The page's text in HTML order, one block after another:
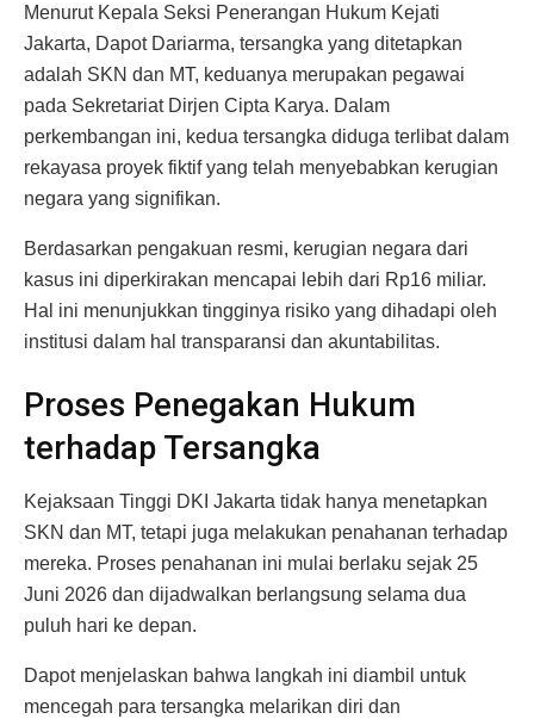
Menurut Kepala Seksi Penerangan Hukum Kejati
Jakarta, Dapot Dariarma, tersangka yang ditetapkan
adalah SKN dan MT, keduanya merupakan pegawai
pada Sekretariat Dirjen Cipta Karya. Dalam
perkembangan ini, kedua tersangka diduga terlibat dalam
rekayasa proyek fiktif yang telah menyebabkan kerugian
negara yang signifikan.
Berdasarkan pengakuan resmi, kerugian negara dari
kasus ini diperkirakan mencapai lebih dari Rp16 miliar.
Hal ini menunjukkan tingginya risiko yang dihadapi oleh
institusi dalam hal transparansi dan akuntabilitas.
Proses Penegakan Hukum
terhadap Tersangka
Kejaksaan Tinggi DKI Jakarta tidak hanya menetapkan
SKN dan MT, tetapi juga melakukan penahanan terhadap
mereka. Proses penahanan ini mulai berlaku sejak 25
Juni 2026 dan dijadwalkan berlangsung selama dua
puluh hari ke depan.
Dapot menjelaskan bahwa langkah ini diambil untuk
mencegah para tersangka melarikan diri dan